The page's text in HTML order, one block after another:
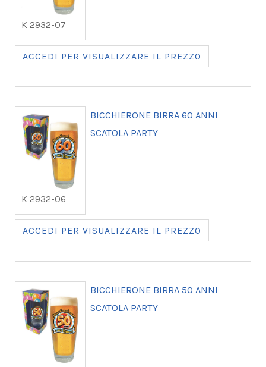
K 2932-07
ACCEDI PER VISUALIZZARE IL PREZZO
K 2932-06
BICCHIERONE BIRRA 60 ANNI
SCATOLA PARTY
ACCEDI PER VISUALIZZARE IL PREZZO
BICCHIERONE BIRRA 50 ANNI
SCATOLA PARTY